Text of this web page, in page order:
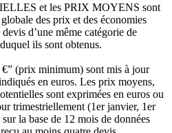
et les PRIX MOYENS sont
des prix et des économies
d’une même catégorie de
ils sont obtenus.
(prix minimum) sont mis à jour
en euros. Les prix moyens,
sont exprimées en euros ou
trimestriellement (1er janvier, 1er
la base de 12 mois de données